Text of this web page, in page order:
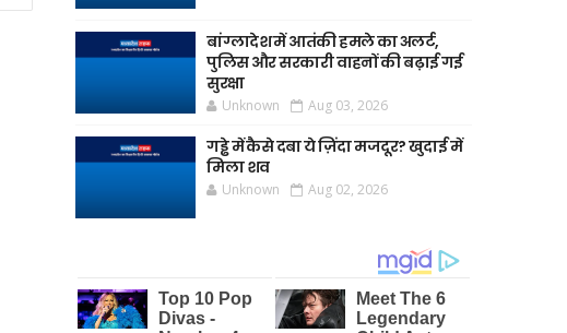
बांग्लादेश में आतंकी हमले का अलर्ट,
पुलिस और सरकारी वाहनों की बढ़ाई गई
सुरक्षा
Unknown Aug 03, 2026
गड्ढे में कैसे दबा ये ज़िंदा मजदूर? खुदाई में
मिला शव
Unknown Aug 02, 2026